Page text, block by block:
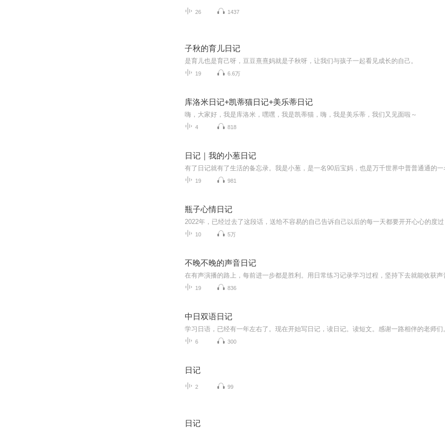
26 1437
子秋的育儿日记
是育儿也是育己呀，豆豆熹熹妈就是子秋呀，让我们与孩子一起看见成长的自己。
19 6.6万
库洛米日记+凯蒂猫日记+美乐蒂日记
嗨，大家好，我是库洛米，嘿嘿，我是凯蒂猫，嗨，我是美乐蒂，我们又见面啦～
4 818
日记｜我的小葱日记
19 981
瓶子心情日记
2022年，已经过去了这段话，送给不容易的自己告诉自己以后的每一天都要开开心心的度过
10 5万
不晚不晚的声音日记
在有声演播的路上，每前进一步都是胜利。用日常练习记录学习过程，坚持下去就能收获声
19 836
中日双语日记
6 300
日记
2 99
日记